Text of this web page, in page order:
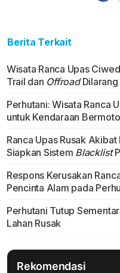
Berita Terkait
Wisata Ranca Upas
Trail dan OffroadDilarang
Perhutani: Wisata Ranca
untuk Kendaraan
Ranca Upas Rusak
Siapkan Sistem Blacklist
Respons Kerusakan
Pencinta Alam pada
Perhutani Tutup
Lahan Rusak
Rekomendasi